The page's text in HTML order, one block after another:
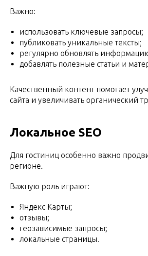
Важно:
использовать ключевые запросы;
публиковать уникальные тексты;
регулярно обновлять
добавлять полезные статьи и
Качественный контент помогает
сайта и увеличивать органический
Локальное SEO
Для гостиниц особенно важно
регионе.
Важную роль играют:
Яндекс Карты;
отзывы;
геозависимые запросы;
локальные страницы.